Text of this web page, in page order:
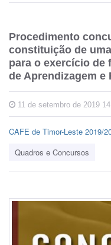
Procedimento
constituição de
para o exercício de
de Aprendizagem e
11 de setembro de 2019
CAFE de Timor-Leste 2019/
Quadros e Concursos